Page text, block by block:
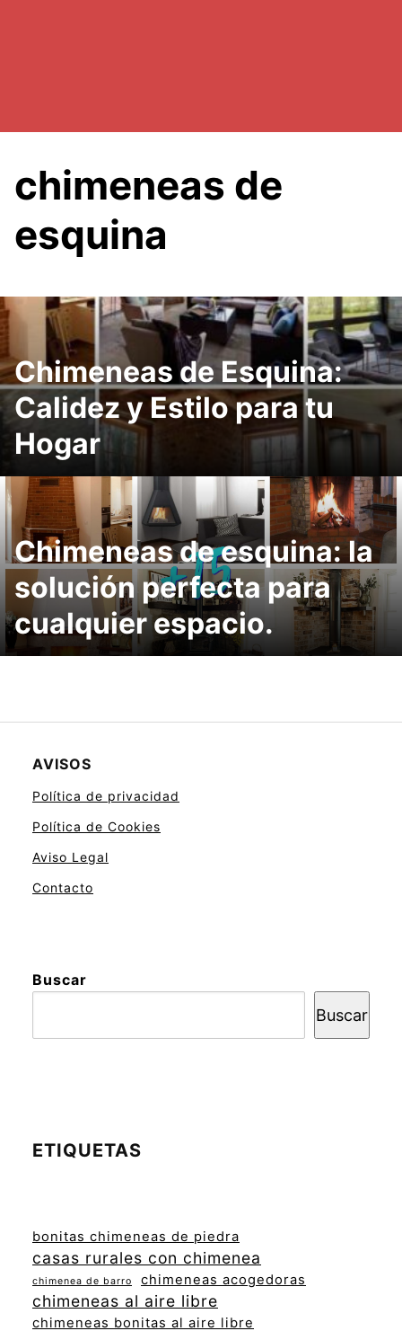
chimeneas de
esquina
Chimeneas de Esquina:
Calidez y Estilo para tu
Hogar
Chimeneas de esquina: la
solución perfecta para
cualquier espacio.
AVISOS
Política de privacidad
Política de Cookies
Aviso Legal
Contacto
Buscar
Buscar
ETIQUETAS
bonitas chimeneas de piedra
casas rurales con chimenea
chimenea de barro chimeneas acogedoras
chimeneas al aire libre
chimeneas bonitas al aire libre